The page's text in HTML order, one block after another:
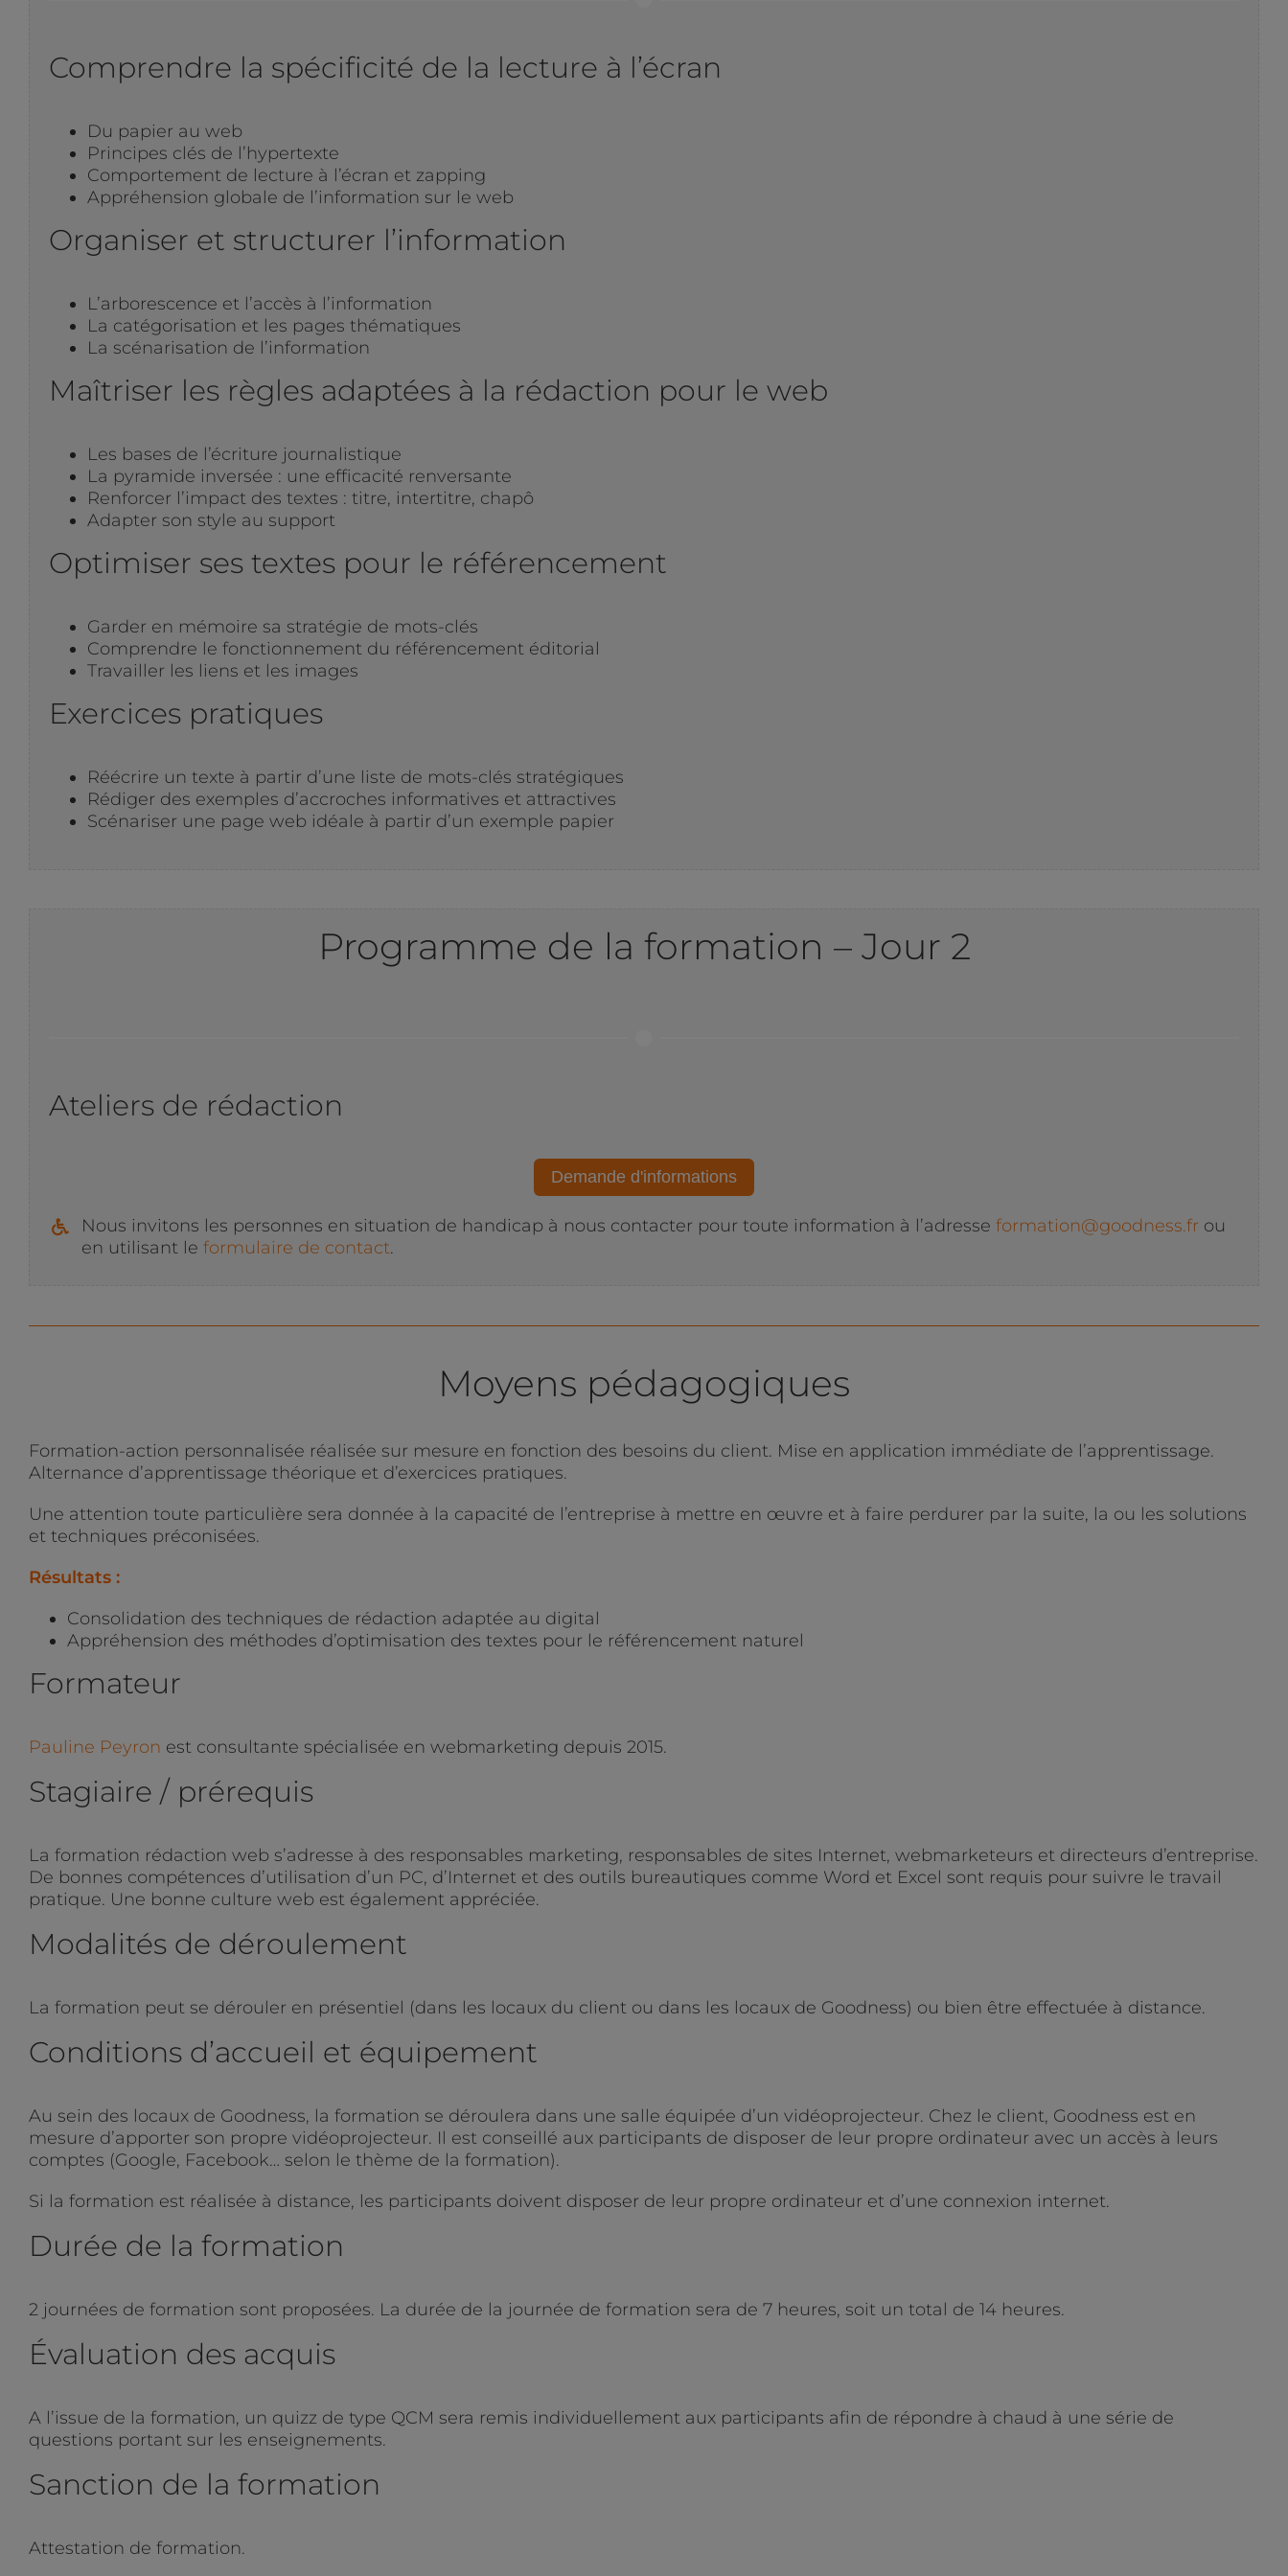
Comprendre la spécificité de la lecture à l’écran
Du papier au web
Principes clés de l’hypertexte
Comportement de lecture à l’écran et zapping
Appréhension globale de l’information sur le web
Organiser et structurer l’information
L’arborescence et l’accès à l’information
La catégorisation et les pages thématiques
La scénarisation de l’information
Maîtriser les règles adaptées à la rédaction pour le web
Les bases de l’écriture journalistique
La pyramide inversée : une efficacité renversante
Renforcer l’impact des textes : titre, intertitre, chapô
Adapter son style au support
Optimiser ses textes pour le référencement
Garder en mémoire sa stratégie de mots-clés
Comprendre le fonctionnement du référencement éditorial
Travailler les liens et les images
Exercices pratiques
Réécrire un texte à partir d’une liste de mots-clés stratégiques
Rédiger des exemples d’accroches informatives et attractives
Scénariser une page web idéale à partir d’un exemple papier
Programme de la formation – Jour 2
Ateliers de rédaction
Demande d'informations
Nous invitons les personnes en situation de handicap à nous contacter pour toute information à l’adresse formation@goodness.fr ou
en utilisant le formulaire de contact.
Moyens pédagogiques
Formation-action personnalisée réalisée sur mesure en fonction des besoins du client. Mise en application immédiate de l’apprentissage.
Alternance d’apprentissage théorique et d’exercices pratiques.
Une attention toute particulière sera donnée à la capacité de l’entreprise à mettre en œuvre et à faire perdurer par la suite, la ou les solutions
et techniques préconisées.
Résultats :
Consolidation des techniques de rédaction adaptée au digital
Appréhension des méthodes d’optimisation des textes pour le référencement naturel
Formateur
Pauline Peyron est consultante spécialisée en webmarketing depuis 2015.
Stagiaire / prérequis
La formation rédaction web s’adresse à des responsables marketing, responsables de sites Internet, webmarketeurs et directeurs d’entreprise.
De bonnes compétences d’utilisation d’un PC, d’Internet et des outils bureautiques comme Word et Excel sont requis pour suivre le travail
pratique. Une bonne culture web est également appréciée.
Modalités de déroulement
La formation peut se dérouler en présentiel (dans les locaux du client ou dans les locaux de Goodness) ou bien être effectuée à distance.
Conditions d’accueil et équipement
Au sein des locaux de Goodness, la formation se déroulera dans une salle équipée d’un vidéoprojecteur. Chez le client, Goodness est en
mesure d’apporter son propre vidéoprojecteur. Il est conseillé aux participants de disposer de leur propre ordinateur avec un accès à leurs
comptes (Google, Facebook… selon le thème de la formation).
Si la formation est réalisée à distance, les participants doivent disposer de leur propre ordinateur et d’une connexion internet.
Durée de la formation
2 journées de formation sont proposées. La durée de la journée de formation sera de 7 heures, soit un total de 14 heures.
Évaluation des acquis
A l’issue de la formation, un quizz de type QCM sera remis individuellement aux participants afin de répondre à chaud à une série de
questions portant sur les enseignements.
Sanction de la formation
Attestation de formation.